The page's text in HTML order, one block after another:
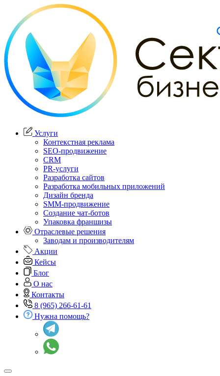
Услуги
Контекстная реклама
SEO-продвижение
CRM
PR-услуги
Разработка сайтов
Разработка мобильных приложений
Дизайн бренда
SMM-продвижение
Создание чат-ботов
Упаковка франшизы
Отраслевые решения
Заводам и производителям
Акции
Кейсы
Блог
О нас
Контакты
8 (965) 266-61-61
Нужна помощь?